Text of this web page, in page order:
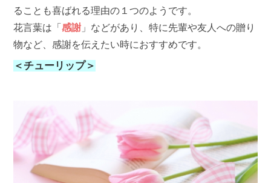
ることも喜ばれる理由の１つのようです。
花言葉は「感謝 」などがあり、特に先輩や友人への贈り
物など、感謝を伝えたい時におすすめです。
＜チューリップ＞